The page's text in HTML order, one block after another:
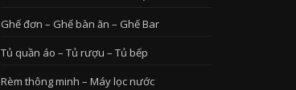
Ghế đơn – Ghế bàn ăn – Ghế Bar
Tủ quần áo – Tủ rượu – Tủ bếp
Rèm thông minh – Máy lọc nước